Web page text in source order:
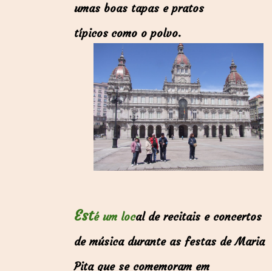
umas boas tapas e pratos
típicos como o polvo.
Esté um local de recitais e concertos
de música durante as festas de Maria
Pita que se comemoram em